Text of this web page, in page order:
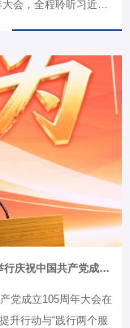
会，全程聆听习近平
真学习领会习近平总
心，进一步立足本
质医疗技术服务患者
，现任首都医科大学
书记、成人心脏外科
以实干为笔，以“有为”作答——北京安贞医院举行庆祝中国共产党成立105周年大会
党成立105周年大会在
升行动与“践行两个服